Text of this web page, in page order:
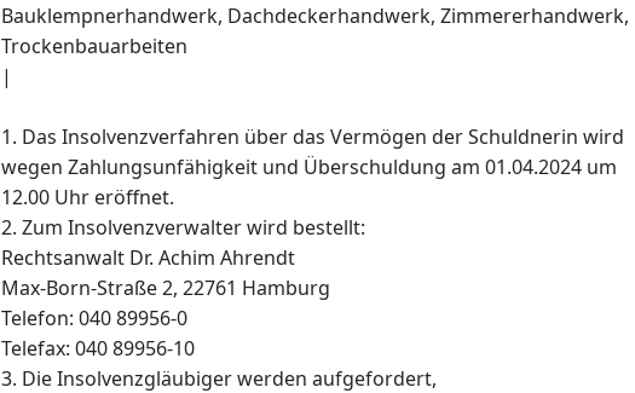
Bauklempnerhandwerk, Dachdeckerhandwerk, Zimmererhandwerk,
Trockenbauarbeiten
|
1. Das Insolvenzverfahren über das Vermögen der Schuldnerin wird
wegen Zahlungsunfähigkeit und Überschuldung am 01.04.2024 um
12.00 Uhr eröffnet.
2. Zum Insolvenzverwalter wird bestellt:
Rechtsanwalt Dr. Achim Ahrendt
Max-Born-Straße 2, 22761 Hamburg
Telefon: 040 89956-0
Telefax: 040 89956-10
3. Die Insolvenzgläubiger werden aufgefordert,